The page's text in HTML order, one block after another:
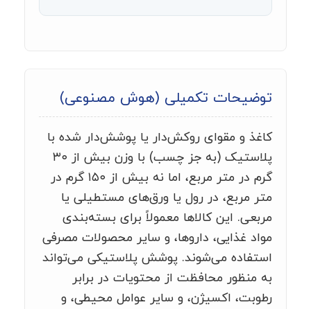
توضیحات تکمیلی (هوش مصنوعی)
کاغذ و مقوای روکش‌دار یا پوشش‌دار شده با
پلاستیک (به جز چسب) با وزن بیش از ۳۰
گرم در متر مربع، اما نه بیش از ۱۵۰ گرم در
متر مربع، در رول یا ورق‌های مستطیلی یا
مربعی. این کالاها معمولاً برای بسته‌بندی
مواد غذایی، داروها، و سایر محصولات مصرفی
استفاده می‌شوند. پوشش پلاستیکی می‌تواند
به منظور محافظت از محتویات در برابر
رطوبت، اکسیژن، و سایر عوامل محیطی، و